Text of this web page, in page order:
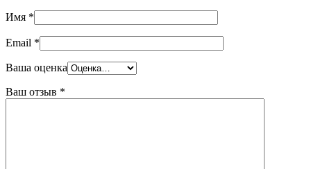
Имя *
Email *
Ваша оценка
Ваш отзыв *